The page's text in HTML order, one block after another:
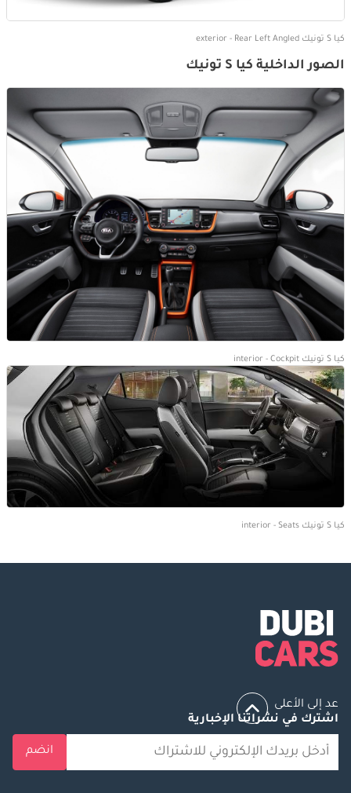
كيا S تونيك exterior - Rear Left Angled
الصور الداخلية كيا S تونيك
كيا S تونيك interior - Cockpit
كيا S تونيك interior - Seats
عد إلى الأعلى
اشترك في نشراتنا الإخبارية
انضم